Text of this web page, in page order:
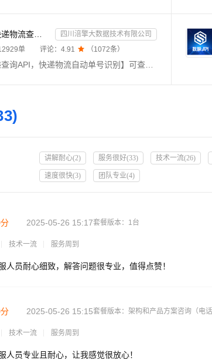
四川涪擎大数据技术有限公司
单 评论： 4.91  （1072条）
讲解耐心(2) 服务很好(33) 技术一流(26)
速度很快(3) 团队专业(4)
分 2025-05-26 15:17套餐版本： 1台
技术一流 服务周到
人员耐心细致，解答问题很专业，值得点赞！
分 2025-05-26 15:15套餐版本： 架构和产品方案咨询（电话
技术一流 服务周到
人员专业且耐心，让我感觉很放心！